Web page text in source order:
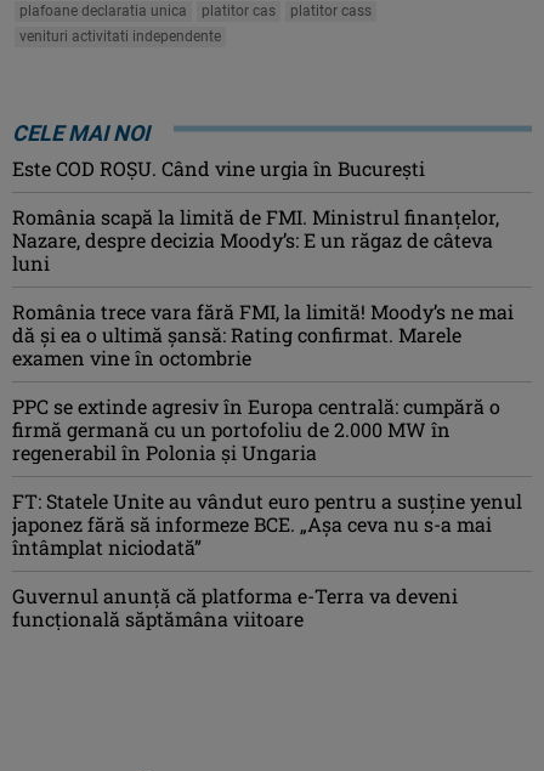
plafoane declaratia unica
platitor cas
platitor cass
venituri activitati independente
CELE MAI NOI
Este COD ROŞU. Când vine urgia în Bucureşti
România scapă la limită de FMI. Ministrul finanțelor,
Nazare, despre decizia Moody’s: E un răgaz de câteva
luni
România trece vara fără FMI, la limită! Moody’s ne mai
dă și ea o ultimă șansă: Rating confirmat. Marele
examen vine în octombrie
PPC se extinde agresiv în Europa centrală: cumpără o
firmă germană cu un portofoliu de 2.000 MW în
regenerabil în Polonia și Ungaria
FT: Statele Unite au vândut euro pentru a susține yenul
japonez fără să informeze BCE. „Așa ceva nu s-a mai
întâmplat niciodată”
Guvernul anunță că platforma e-Terra va deveni
funcţională săptămâna viitoare